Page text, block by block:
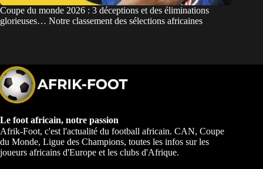
Coupe du monde 2026 : 3 déceptions et des éliminations
glorieuses… Notre classement des sélections africaines
Le foot africain, notre passion
Afrik-Foot, c'est l'actualité du football africain. CAN, Coupe
du Monde, Ligue des Champions, toutes les infos sur les
joueurs africains d'Europe et les clubs d'Afrique.